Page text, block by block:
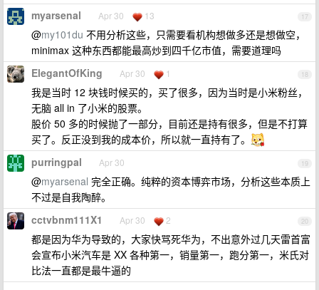
17
myarsenal Apr 30 13
@my101du 不用分析这些，只需要看机构想做多还是想做空，
minimax 这种东西都能最高炒到四千亿市值，需要道理吗
18
ElegantOfKing Apr 30 1
我是当时 12 块钱时候买的，买了很多，因为当时是小米粉丝，
无脑 all in 了小米的股票。
股价 50 多的时候抛了一部分，目前还是持有很多，但是不打算
买了。反正没到我的成本价，所以就一直持有了。
19
purringpal Apr 30
@myarsenal 完全正确。纯粹的资本博弈市场，分析这些本质上
不过是自我陶醉。
20
cctvbnm111X1 Apr 30 2
都是因为华为导致的，大家快骂死华为，不出意外过几天雷首富
会宣布小米汽车是 XX 各种第一，销量第一，跑分第一，米氏对
比法一直都是最牛逼的